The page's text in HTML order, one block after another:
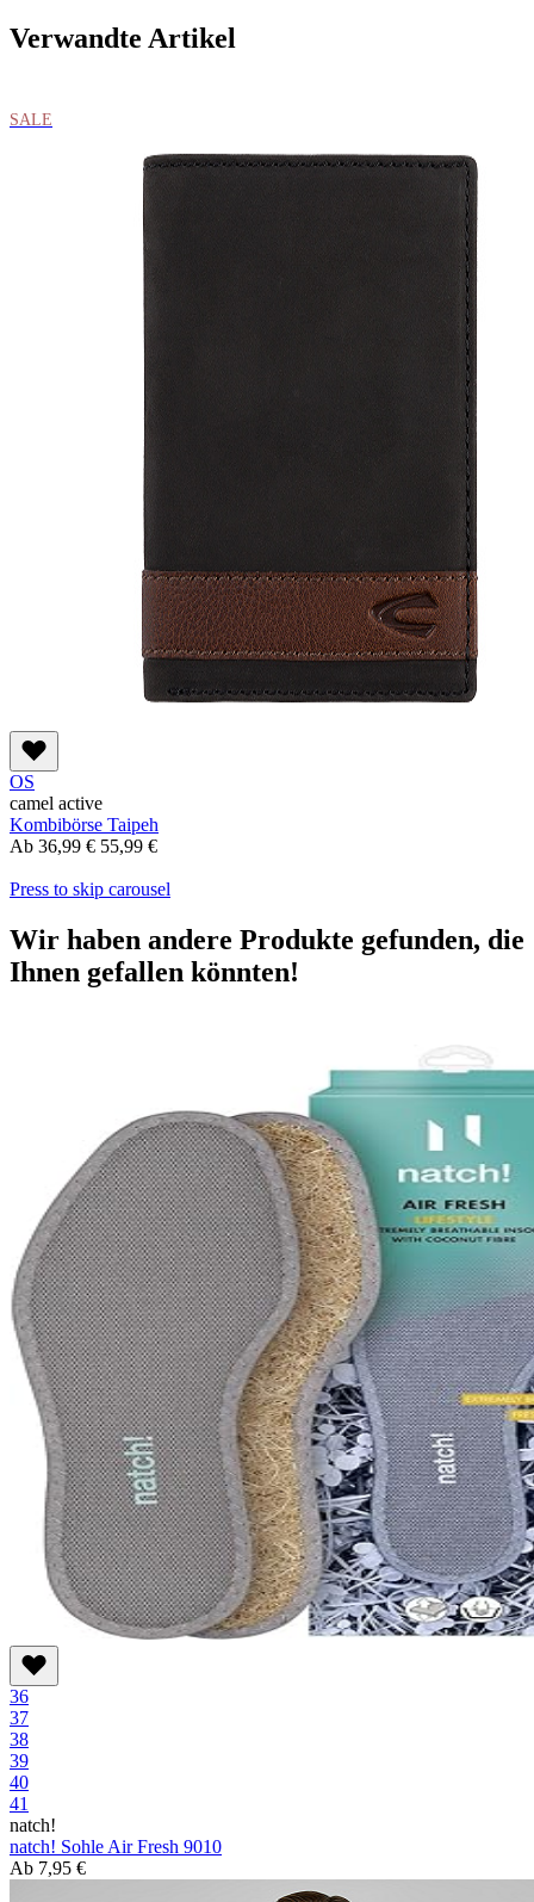
Verwandte Artikel
SALE
OS
camel active
Kombibörse Taipeh
Ab 36,99 € 55,99 €
Press to skip carousel
Wir haben andere Produkte gefunden, die
Ihnen gefallen könnten!
36
37
38
39
40
41
natch!
natch! Sohle Air Fresh 9010
Ab 7,95 €